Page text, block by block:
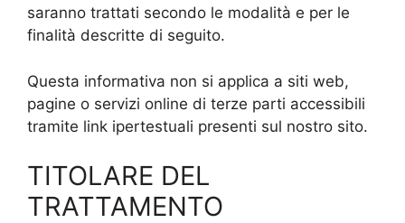
saranno trattati secondo le modalità e per le
finalità descritte di seguito.
Questa informativa non si applica a siti web,
pagine o servizi online di terze parti accessibili
tramite link ipertestuali presenti sul nostro sito.
TITOLARE DEL
TRATTAMENTO